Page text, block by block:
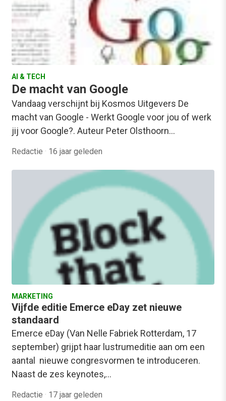
AI & TECH
De macht van Google
Vandaag verschijnt bij Kosmos Uitgevers De
macht van Google - Werkt Google voor jou of werk
jij voor Google?. Auteur Peter Olsthoorn…
Redactie · 16 jaar geleden
MARKETING
Vijfde editie Emerce eDay zet nieuwe
standaard
Emerce eDay (Van Nelle Fabriek Rotterdam, 17
september) grijpt haar lustrumeditie aan om een
aantal nieuwe congresvormen te introduceren.
Naast de zes keynotes,…
Redactie · 17 jaar geleden